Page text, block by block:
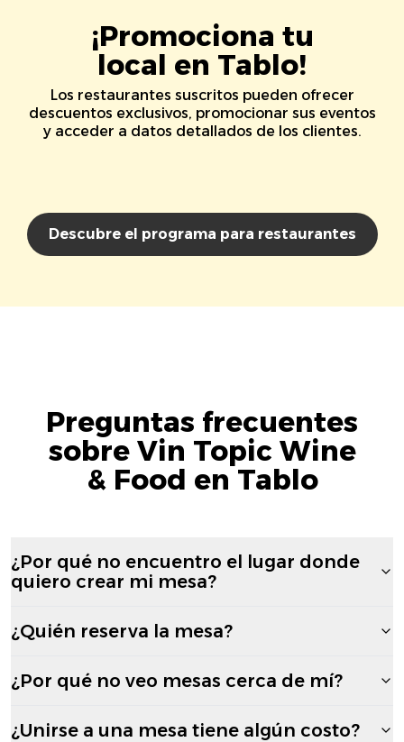
¡Promociona tu
local en Tablo!
Los restaurantes suscritos pueden ofrecer
descuentos exclusivos, promocionar sus eventos
y acceder a datos detallados de los clientes.
Descubre el programa para restaurantes
Preguntas frecuentes
sobre Vin Topic Wine
& Food en Tablo
¿Por qué no encuentro el lugar donde
quiero crear mi mesa?
¿Quién reserva la mesa?
¿Por qué no veo mesas cerca de mí?
¿Unirse a una mesa tiene algún costo?